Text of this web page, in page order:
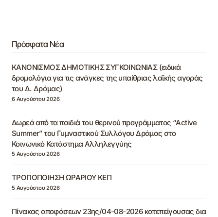
Πρόσφατα Νέα
ΚΑΝΟΝΙΣΜΟΣ ΔΗΜΟΤΙΚΗΣ ΣΥΓΚΟΙΝΩΝΙΑΣ (ειδικά
δρομολόγια για τις ανάγκες της υπαίθριας λαϊκής αγοράς
του Δ. Δράμας)
6 Αυγούστου 2026
Δωρεά από τα παιδιά του θερινού προγράμματος “Active
Summer” του Γυμναστικού Συλλόγου Δράμας στο
Κοινωνικό Κατάστημα Αλληλεγγύης
5 Αυγούστου 2026
ΤΡΟΠΟΠΟΙΗΣΗ ΩΡΑΡΙΟΥ ΚΕΠ
5 Αυγούστου 2026
Πίνακας αποφάσεων 23ης/04-08-2026 κατεπείγουσας δια